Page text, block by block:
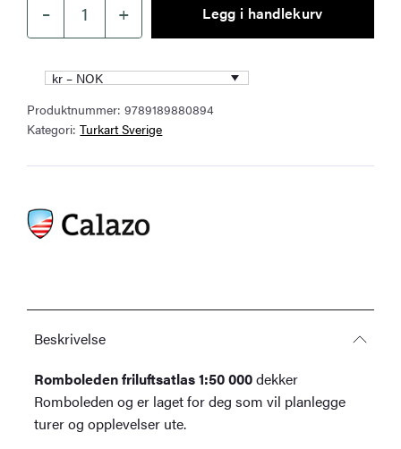
–
Romboleden
friluftsatlas
1:50
000
antall
+ Legg i handlekurv
kr – NOK
Produktnummer:9789189880894
Kategori:Turkart Sverige
Beskrivelse
Romboleden friluftsatlas 1:50 000dekker
Romboleden og er laget for deg som vil planlegge
turer og opplevelser ute.